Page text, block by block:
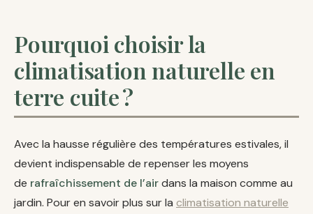
Pourquoi choisir la
climatisation naturelle en
terre cuite ?
Avec la hausse régulière des températures estivales, il
devient indispensable de repenser les moyens
de rafraîchissement de l’airdans la maison comme au
jardin. Pour en savoir plus sur la climatisation naturelle